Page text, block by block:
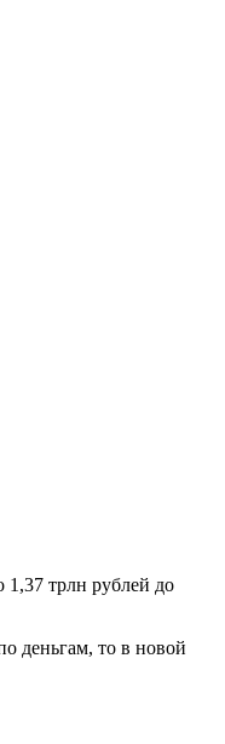
трлн рублей до
деньгам, то в новой